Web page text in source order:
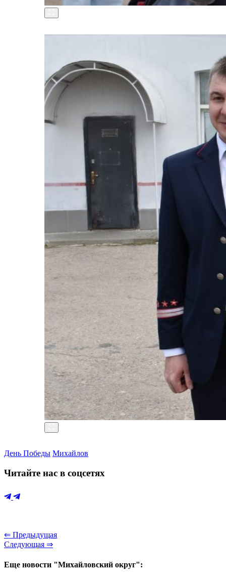
День Победы Михайлов
Читайте нас в соцсетях
⇐ Предыдущая
Следующая ⇒
Еще новости "Михайловский округ":